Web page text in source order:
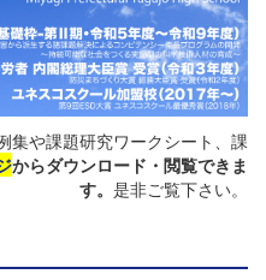
集や課題研究ワークシート、課
からダウンロード・閲覧できま
す。 是非ご覧下さい。